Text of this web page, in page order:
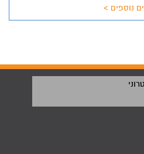
נוספים >